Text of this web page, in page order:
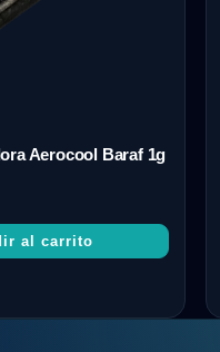
Aerocool Baraf 1g
al carrito